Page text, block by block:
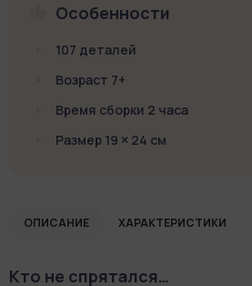
Особенности
107 деталей
Возраст 7+
Время сборки 2 часа
Размер 19 × 24 см
ОПИСАНИЕ ХАРАКТЕРИСТИКИ
Кто не спрятался…